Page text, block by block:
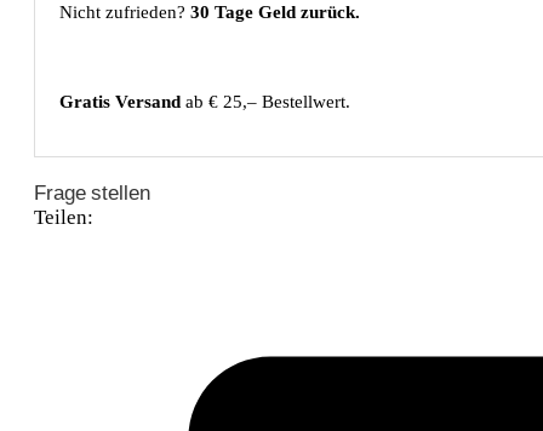
Nicht zufrieden? 30 Tage Geld zurück.
Gratis Versand ab € 25,– Bestellwert.
Frage stellen
Teilen: